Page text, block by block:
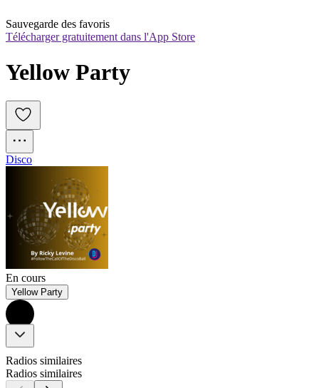
Sauvegarde des favoris
Télécharger gratuitement dans l'App Store
Yellow Party
Disco
En cours
Yellow Party
Radios similaires
Radios similaires